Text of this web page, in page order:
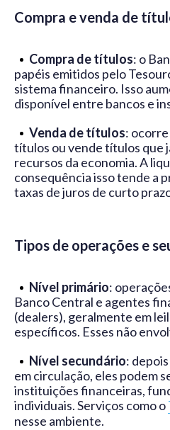
Compra e venda de
Compra de títulos: o
papéis emitidos pelo
sistema financeiro. Isso
disponível entre bancos e
Venda de títulos:
títulos ou vende títulos que
recursos da economia. A
consequência isso tende a
taxas de juros de curto
Tipos de operações e
Nível primário:
Banco Central e agentes
(dealers), geralmente em
específicos. Esses não
Nível secundário:
em circulação, eles podem
instituições financeiras,
individuais. Serviços como o
nesse ambiente.